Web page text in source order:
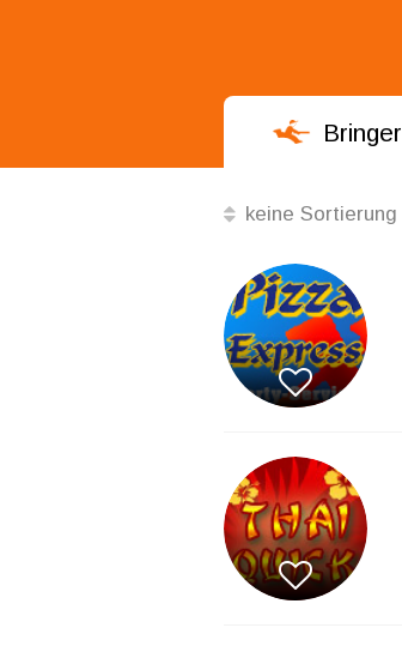
Bringer
keine Sortierung
Alphabetisch
keine Sortierung